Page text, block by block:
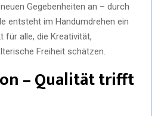
Gegebenheiten an – durch
entsteht im Handumdrehen ein
für alle, die Kreativität,
Freiheit schätzen.
– Qualität trifft